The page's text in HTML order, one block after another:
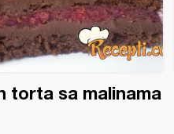
torta sa malinama